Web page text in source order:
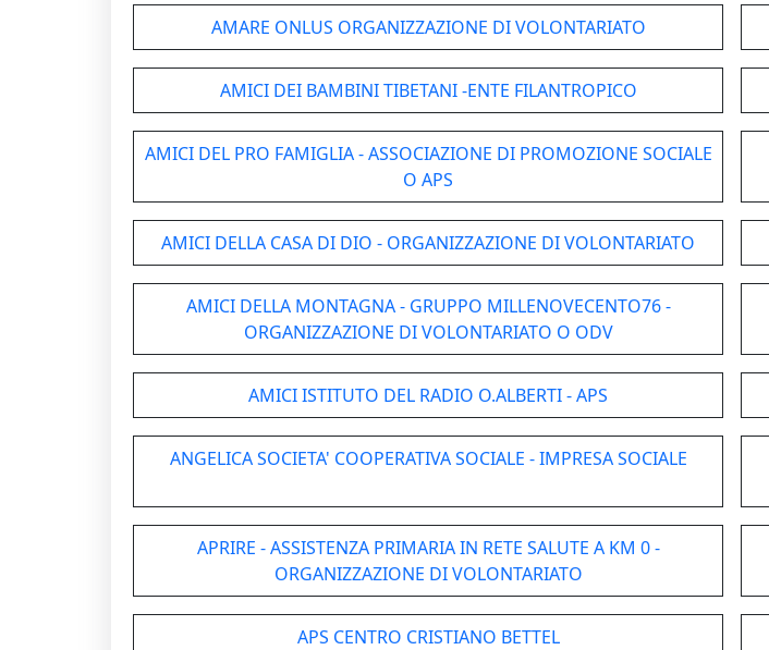
AMARE ONLUS ORGANIZZAZIONE DI VOLONTARIATO
AMICI DEI BAMBINI TIBETANI -ENTE FILANTROPICO
AMICI DEL PRO FAMIGLIA - ASSOCIAZIONE DI PROMOZIONE SOCIALE
O APS
AMICI DELLA CASA DI DIO - ORGANIZZAZIONE DI VOLONTARIATO
AMICI DELLA MONTAGNA - GRUPPO MILLENOVECENTO76 -
ORGANIZZAZIONE DI VOLONTARIATO O ODV
AMICI ISTITUTO DEL RADIO O.ALBERTI - APS
ANGELICA SOCIETA' COOPERATIVA SOCIALE - IMPRESA SOCIALE
APRIRE - ASSISTENZA PRIMARIA IN RETE SALUTE A KM 0 -
ORGANIZZAZIONE DI VOLONTARIATO
APS CENTRO CRISTIANO BETTEL